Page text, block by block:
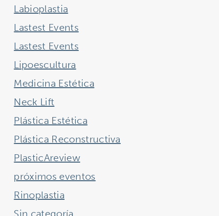
Labioplastia
Lastest Events
Lastest Events
Lipoescultura
Medicina Estética
Neck Lift
Plástica Estética
Plástica Reconstructiva
PlasticAreview
próximos eventos
Rinoplastia
Sin categoría